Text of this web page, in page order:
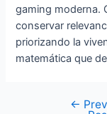
gaming moderna.
conservar
priorizando la
matemática que
←